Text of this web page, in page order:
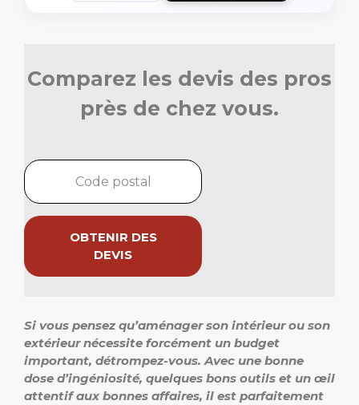
Comparez les devis des pros
près de chez vous.
OBTENIR DES
DEVIS
Si vous pensez qu’aménager son intérieur ou son
extérieur nécessite forcément un budget
important, détrompez-vous. Avec une bonne
dose d’ingéniosité, quelques bons outils et un œil
attentif aux bonnes affaires, il est parfaitement